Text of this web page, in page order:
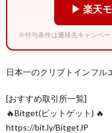
▶ 楽天
※付与条件は遷移先キャンペ
日本一のクリプトインフル
[おすすめ取引所一覧]
🔥Bitget(ビットゲット) 🔥
https://bit.ly/BitgetJP